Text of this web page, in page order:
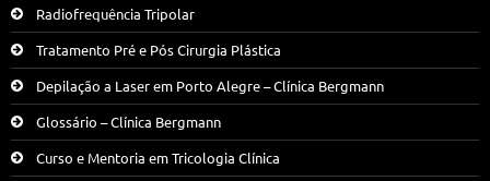
Radiofrequência Tripolar
Tratamento Pré e Pós Cirurgia Plástica
Depilação a Laser em Porto Alegre – Clínica Bergmann
Glossário – Clínica Bergmann
Curso e Mentoria em Tricologia Clínica